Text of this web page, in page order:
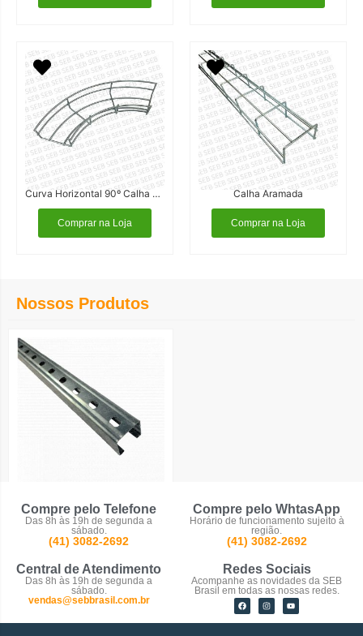
Curva Horizontal 90º Calha Aramada
Comprar na Loja
Calha Aramada
Comprar na Loja
Nossos Produtos
Compre pelo Telefone
Das 8h às 19h de segunda a
sábado.
(41) 3082-2692
Compre pelo WhtasApp
Horário de funcionamento sujeito à
região.
(41) 3082-2692
Central de Atendimento
Das 8h às 19h de segunda a
sábado.
vendas@sebbrasil.com.br
Redes Sociais
Acompanhe as novidades da SEB
Brasil em todas as nossas redes.